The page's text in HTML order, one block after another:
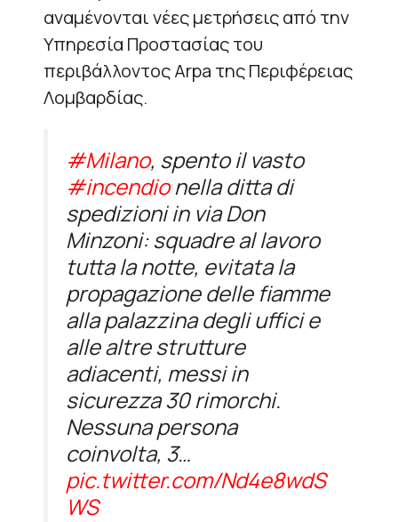
αναμένονται νέες μετρήσεις από την
Υπηρεσία Προστασίας του
περιβάλλοντος Arpa της Περιφέρειας
Λομβαρδίας.
#Milano, spento il vasto
#incendionella ditta di
spedizioni in via Don
Minzoni: squadre al lavoro
tutta la notte, evitata la
propagazione delle fiamme
alla palazzina degli uffici e
alle altre strutture
adiacenti, messi in
sicurezza 30 rimorchi.
Nessuna persona
coinvolta, 3…
pic.twitter.com/Nd4e8wdS
WS